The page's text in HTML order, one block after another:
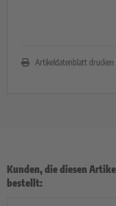
Artikeldatenblatt drucken
Kunden, die diesen
bestellt: